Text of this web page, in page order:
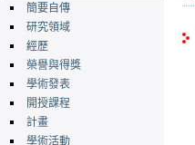
簡要自傳
研究領域
經歷
榮譽與得獎
學術發表
開授課程
計畫
學術活動